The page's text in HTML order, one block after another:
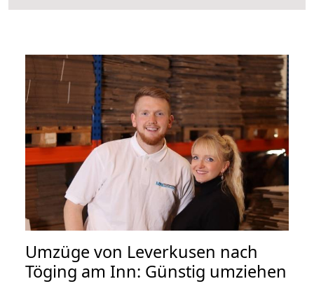
Umzüge von Leverkusen nach
Töging am Inn: Günstig umziehen